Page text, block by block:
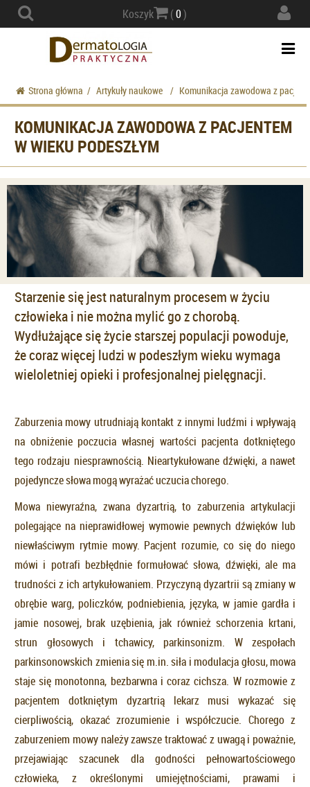
Koszyk (0)
Strona główna / Artykuły naukowe / Komunikacja zawodowa z
KOMUNIKACJA ZAWODOWA Z PACJENTEM
W WIEKU PODESZŁYM
Starzenie się jest naturalnym procesem w życiu
człowieka i nie można mylić go z chorobą.
Wydłużające się życie starszej populacji powoduje,
że coraz więcej ludzi w podeszłym wieku wymaga
wieloletniej opieki i profesjonalnej pielęgnacji.
Zaburzenia mowy utrudniają kontakt z innymi ludźmi i wpływają
na obniżenie poczucia własnej wartości pacjenta dotkniętego
tego rodzaju niesprawnością. Nieartykułowane dźwięki, a nawet
pojedyncze słowa mogą wyrażać uczucia chorego.
Mowa niewyraźna, zwana dyzartrią, to zaburzenia artykulacji
polegające na nieprawidłowej wymowie pewnych dźwięków lub
niewłaściwym rytmie mowy. Pacjent rozumie, co się do niego
mówi i potrafi bezbłędnie formułować słowa, dźwięki, ale ma
trudności z ich artykułowaniem. Przyczyną dyzartrii są zmiany w
obrębie warg, policzków, podniebienia, języka, w jamie gardła i
jamie nosowej, brak uzębienia, jak również schorzenia krtani,
strun głosowych i tchawicy, parkinsonizm. W zespołach
parkinsonowskich zmienia się m.in. siła i modulacja głosu, mowa
staje się monotonna, bezbarwna i coraz cichsza. W rozmowie z
pacjentem dotkniętym dyzartrią lekarz musi wykazać się
cierpliwością, okazać zrozumienie i współczucie. Chorego z
zaburzeniem mowy należy zawsze traktować z uwagą i poważnie,
przejawiając szacunek dla godności pełnowartościowego
człowieka, z określonymi umiejętnościami, prawami i